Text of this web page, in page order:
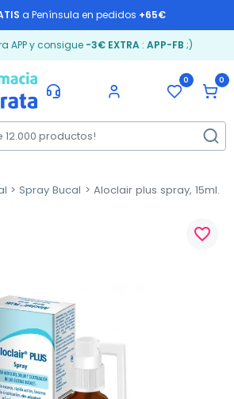
a Península en pedidos +65€
APP y consigue -3€ EXTRA: APP-FB ;)
0 0
Spray Bucal Aloclair plus spray, 15ml.
favorite_border